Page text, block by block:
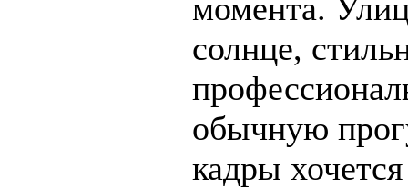
момента.
солнце,
обычную
кадры